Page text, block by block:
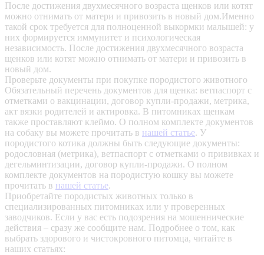
После достижения двухмесячного возраста щенков или котят
можно отнимать от матери и привозить в новый дом.Именно
такой срок требуется для полноценной выкормки малышей: у
них формируется иммунитет и психологическая
независимость. После достижения двухмесячного возраста
щенков или котят можно отнимать от матери и привозить в
новый дом.
Проверьте документы при покупке породистого животного
Обязательный перечень документов для щенка: ветпаспорт с
отметками о вакцинации, договор купли-продажи, метрика,
акт вязки родителей и актировка. В питомниках щенкам
также проставляют клеймо. О полном комплекте документов
на собаку вы можете прочитать в нашей статье. У
породистого котика должны быть следующие документы:
родословная (метрика), ветпаспорт с отметками о прививках и
дегельминтизации, договор купли-продажи. О полном
комплекте документов на породистую кошку вы можете
прочитать в нашей статье.
Приобретайте породистых животных только в
специализированных питомниках или у проверенных
заводчиков. Если у вас есть подозрения на мошеннические
действия – сразу же сообщите нам. Подробнее о том, как
выбрать здорового и чистокровного питомца, читайте в
наших статьях: